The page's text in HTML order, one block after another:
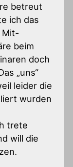
betreut
ich das
Mit-
beim
doch
„uns“
leider die
wurden
trete
will die